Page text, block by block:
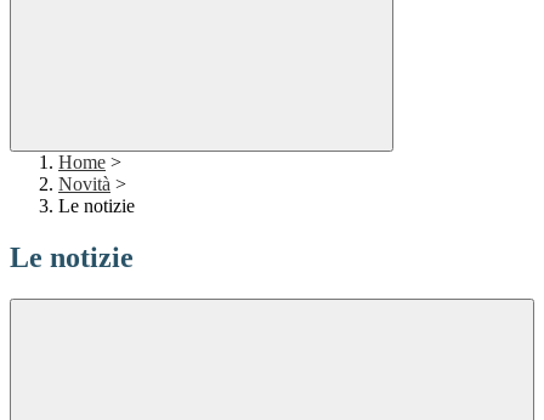
Home >
Novità >
Le notizie
Le notizie